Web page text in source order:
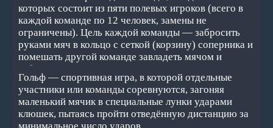
которых состоит из пяти полевых игроков (всего в
каждой команде по 12 человек, замены не
ограничены). Цель каждой команды — забросить
руками мяч в кольцо с сеткой (корзину) соперника и
помешать другой команде завладеть мячом и
забросить его в свою корзину. Корзина находится на
высоте 3,05 м от пола (10 футов). За мяч,
заброшенный с ближней и средней дистанций,
засчитывается два очка, с дальней (из-за 3-х
очковой линии) — три очка; штрафной бросок
Гольф — спортивная игра, в которой отдельные
участники или команды соревнуются, загоняя
маленький мячик в специальные лунки ударами
клюшек, пытаясь пройти отведённую дистанцию за